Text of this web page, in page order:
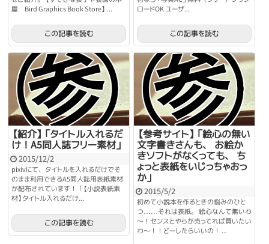
ロードOK ユーザ...
この記事を読む
屋 Bird Graphics Book Store】 ...
この記事を読む
【紹介】「タイトル入れるだ
け！A5同人誌フリー素材」
2015/12/2
pixivにて、タイトルを入れるだけでそ
のまま利用できるA5同人誌用表紙素材
が配布されています！ 「【小説表紙素
材】タイトル入れるだけ...
この記事を読む
【参考サイト】「絵心の無い
文字書きさんも、 お絵か
きソフトがなくっても、 ち
ょっと表紙をいじっちゃおっ
か」
2015/5/2
初めて小説本を作るときの悩みのひと
つ……それは表紙。 絵心なんて無いわ
～！センスとやらが売ってれば買いたい
わ～！！どーしたらいいの！ ...